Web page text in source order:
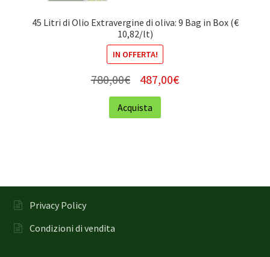
45 Litri di Olio Extravergine di oliva: 9 Bag in Box (€
10,82/lt)
IN OFFERTA!
780,00€ 487,00€
Acquista
Privacy Policy
Condizioni di vendita